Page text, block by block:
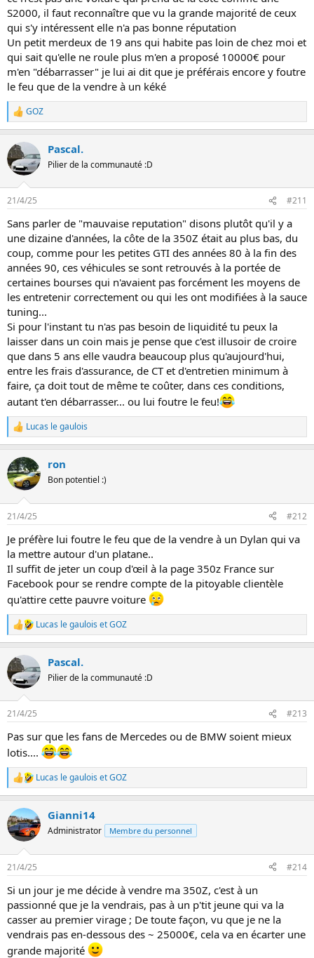
S2000, il faut reconnaître que vu la grande majorité de ceux
qui s'y intéressent elle n'a pas bonne réputation
Un petit merdeux de 19 ans qui habite pas loin de chez moi et
qui sait qu'elle ne roule plus m'en a proposé 10000€ pour
m'en "débarrasser" je lui ai dit que je préférais encore y foutre
le feu que de la vendre à un kéké
L
e
r
é
a
n
s
:
GOZ
Pascal.
Pilier de la communauté :D
21/4/25 #211
Sans parler de "mauvaise reputation" disons plutôt qu'il y a
une dizaine d'années, la côte de la 350Z était au plus bas, du
coup, comme pour les petites GTI des années 80 à la fin des
années 90, ces véhicules se sont retrouvés à la portée de
certaines bourses qui n'avaient pas forcément les moyens de
les entretenir correctement ou qui les ont modifiées à la sauce
tuning...
Si pour l'instant tu n'as pas besoin de liquidité tu peux la
laisser dans un coin mais je pense que c'est illusoir de croire
que dans 5 ans elle vaudra beaucoup plus qu'aujourd'hui,
entre les frais d'assurance, de CT et d'entretien minimum à
faire, ça doit tout de même te coûter, dans ces conditions,
autant t'en débarrasser... ou lui foutre le feu!
L
e
r
é
a
n
s
:
Lucas le gaulois
ron
Bon potentiel :)
21/4/25 #212
Je préfère lui foutre le feu que de la vendre à un Dylan qui va
la mettre autour d'un platane..
Il suffit de jeter un coup d'œil à la page 350z France sur
Facebook pour se rendre compte de la pitoyable clientèle
qu'attire cette pauvre voiture
L
e
r
é
a
n
s
Lucas le gaulois etGOZ
Pascal.
Pilier de la communauté :D
21/4/25 #213
Pas sur que les fans de Mercedes ou de BMW soient mieux
lotis....
L
e
r
é
a
n
s
:
Lucas le gaulois etGOZ
Gianni14
Administrator Membre du personnel
21/4/25 #214
Si un jour je me décide à vendre ma 350Z, c'est à un
passionné que je la vendrais, pas à un p'tit jeune qui va la
casser au premier virage ; De toute façon, vu que je ne la
vendrais pas en-dessous des ~ 25000€, cela va en écarter une
grande majorité